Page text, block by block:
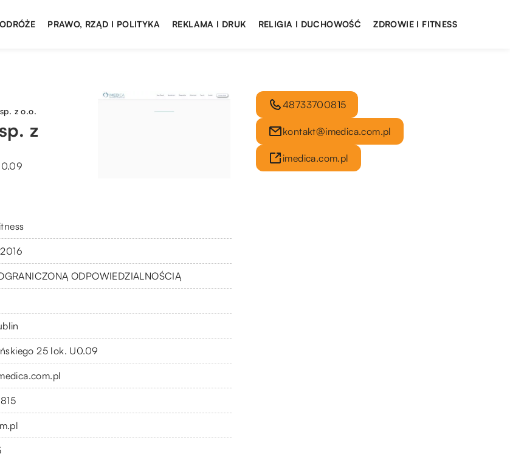
PRAWO, RZĄD I POLITYKA REKLAMA I DRUK RELIGIA I DUCHOWOŚĆ ZDROWIE I FITNESS
z o.o.
z
ODPOWIEDZIALNOŚCIĄ
25 lok. U0.09
48733700815
kontakt@imedica.com.pl
imedica.com.pl